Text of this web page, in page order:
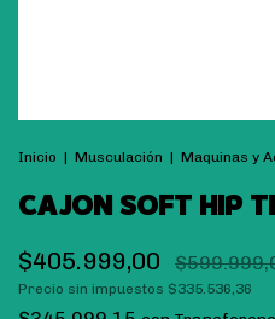
Inicio | Musculación | Maquinas y
CAJON SOFT HIP
$405.999,00
Precio sin impuestos $335.536,36